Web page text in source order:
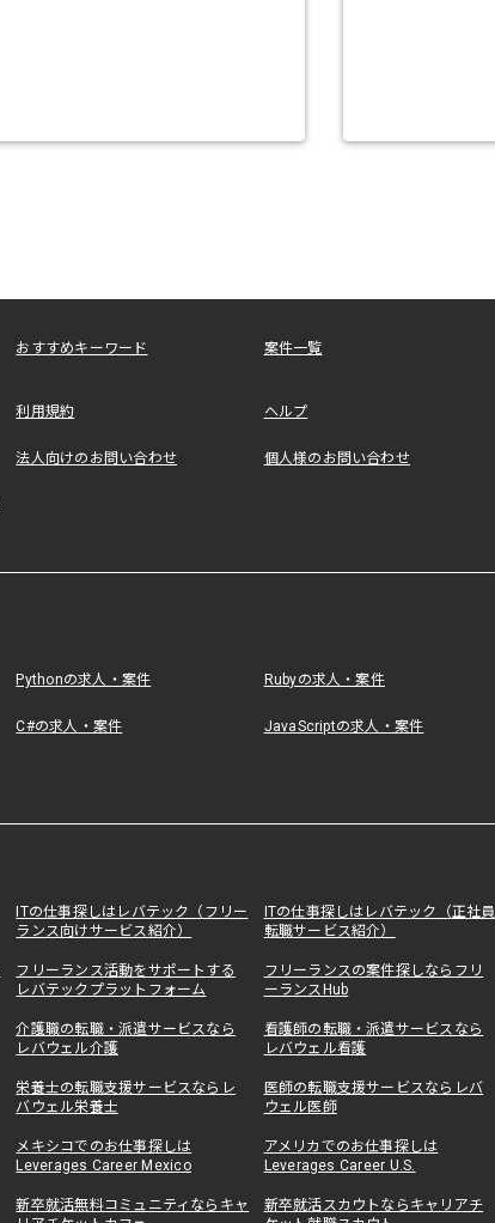
おすすめキーワード 案件一覧
利用規約 ヘルプ
法人向けのお問い合わせ 個人様のお問い合わせ
Pythonの求人・案件 Rubyの求人・案件
C#の求人・案件 JavaScriptの求人・案件
ITの仕事探しはレバテック（フリー
ランス向けサービス紹介）
ITの仕事探しはレバテック（正社員
転職サービス紹介）
フリーランス活動をサポートする
レバテックプラットフォーム
フリーランスの案件探しならフリ
ーランスHub
介護職の転職・派遣サービスなら
レバウェル介護
看護師の転職・派遣サービスなら
レバウェル看護
栄養士の転職支援サービスならレ
バウェル栄養士
医師の転職支援サービスならレバ
ウェル医師
メキシコでのお仕事探しは
Leverages Career Mexico
アメリカでのお仕事探しは
Leverages Career U.S.
新卒就活無料コミュニティならキャ
新卒就活スカウトならキャリアチ